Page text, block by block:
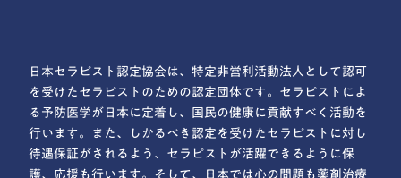
日本セラピスト認定協会は、特定非営利活動法人として認可
を受けたセラピストのための認定団体です。セラピストによ
る予防医学が日本に定着し、国民の健康に貢献すべく活動を
行います。また、しかるべき認定を受けたセラピストに対し
待遇保証がされるよう、セラピストが活躍できるように保